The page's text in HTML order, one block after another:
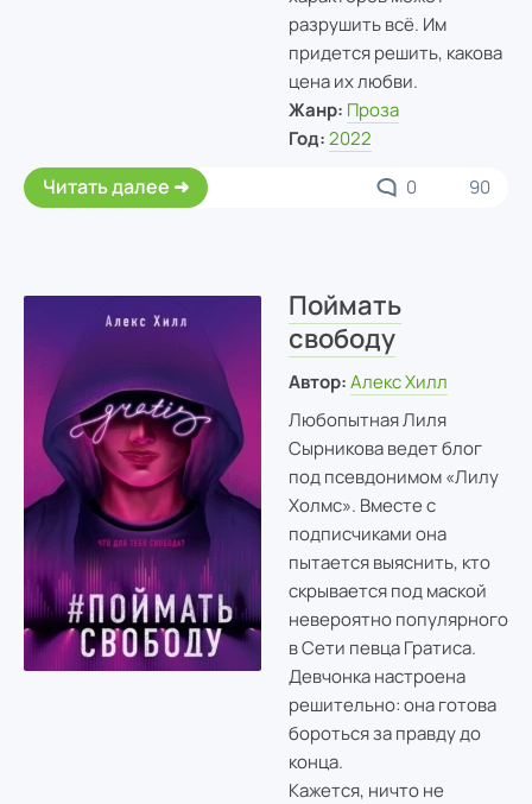
разрушить всё. Им
придется решить, какова
цена их любви.
Жанр: Проза
Год: 2022
Читать далее 0 90
Поймать
свободу
Автор: Алекс Хилл
Любопытная Лиля
Сырникова ведет блог
под псевдонимом «Лилу
Холмс». Вместе с
подписчиками она
пытается выяснить, кто
скрывается под маской
невероятно популярного
в Сети певца Гратиса.
Девчонка настроена
решительно: она готова
бороться за правду до
конца.
Кажется, ничто не